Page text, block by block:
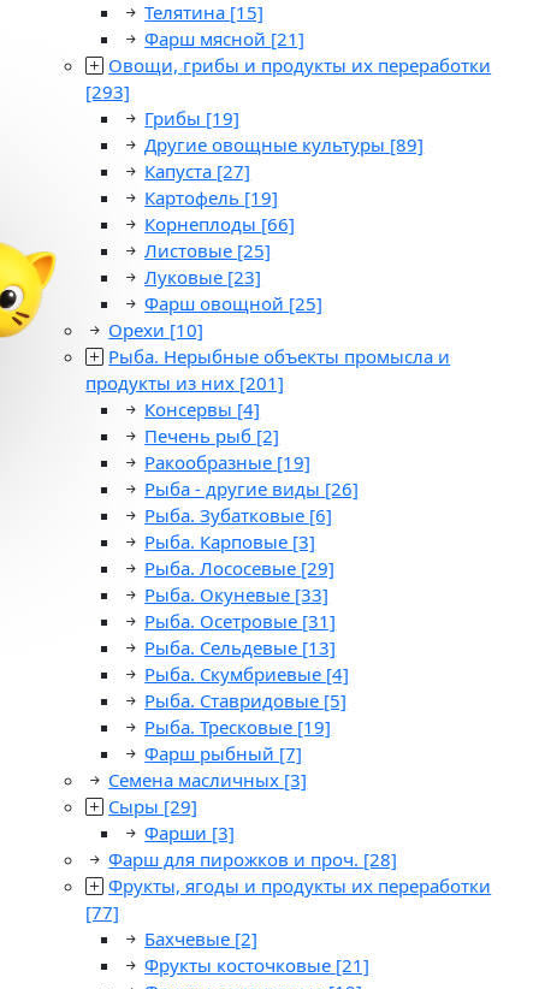
Телятина [15]
Фарш мясной [21]
Овощи, грибы и продукты их переработки
[293]
Грибы [19]
Другие овощные культуры [89]
Капуста [27]
Картофель [19]
Корнеплоды [66]
Листовые [25]
Луковые [23]
Фарш овощной [25]
Орехи [10]
Рыба. Нерыбные объекты промысла и
продукты из них [201]
Консервы [4]
Печень рыб [2]
Ракообразные [19]
Рыба - другие виды [26]
Рыба. Зубатковые [6]
Рыба. Карповые [3]
Рыба. Лососевые [29]
Рыба. Окуневые [33]
Рыба. Осетровые [31]
Рыба. Сельдевые [13]
Рыба. Скумбриевые [4]
Рыба. Ставридовые [5]
Рыба. Тресковые [19]
Фарш рыбный [7]
Семена масличных [3]
Сыры [29]
Фарши [3]
Фарш для пирожков и проч. [28]
Фрукты, ягоды и продукты их переработки
[77]
Бахчевые [2]
Фрукты косточковые [21]